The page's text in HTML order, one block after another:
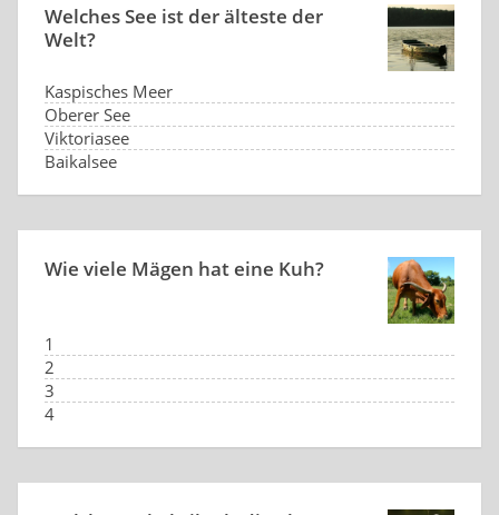
Welches See ist der älteste der
Welt?
Kaspisches Meer
Oberer See
Viktoriasee
Baikalsee
Wie viele Mägen hat eine Kuh?
1
2
3
4